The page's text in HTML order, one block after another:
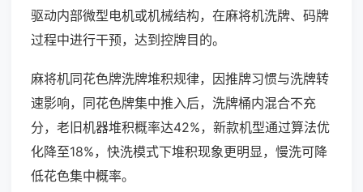
驱动内部微型电机或机械结构，在麻将机洗牌、码牌
过程中进行干预，达到控牌目的。
麻将机同花色牌洗牌堆积规律，因推牌习惯与洗牌转
速影响，同花色牌集中推入后，洗牌桶内混合不充
分，老旧机器堆积概率达42%，新款机型通过算法优
化降至18%，快洗模式下堆积现象更明显，慢洗可降
低花色集中概率。